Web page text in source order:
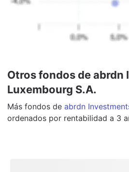
Otros fondos de abrdn
Luxembourg S.A.
Más fondos de abrdn
ordenados por rentabilidad a 3